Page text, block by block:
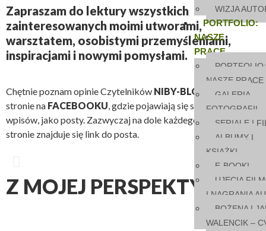
WIZJA
PORTFOLIO:
NASZE
PRACE
PORTFOLIO:
NASZE PRACE
GALERIA
FOTOGRAFII
SERIALE I
ALBUMY I
KSIĄŻKI
E-BOOKI
UJĘCIA
I NAGRANIA
BOŻENA I
WALENCIK –
Zapraszam do lektury wszystkich
zainteresowanych moimi utworami,
warsztatem, osobistymi przemyśleniami,
inspiracjami i nowymi pomysłami.
Chętnie poznam opinie Czytelników NIBY-BLOGA
, na mojej
stronie na FACEBOOKU, gdzie pojawiają się skróty kolejnych
wpisów, jako posty. Zazwyczaj na dole każdego wpisu na tej
stronie znajduje się link do posta.
Z MOJEJ PERSPEKTYWY